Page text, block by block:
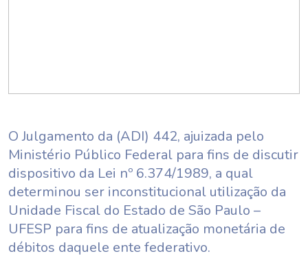
O Julgamento da (ADI) 442, ajuizada pelo
Ministério Público Federal para fins de discutir
dispositivo da Lei nº 6.374/1989, a qual
determinou ser inconstitucional utilização da
Unidade Fiscal do Estado de São Paulo –
UFESP para fins de atualização monetária de
débitos daquele ente federativo.